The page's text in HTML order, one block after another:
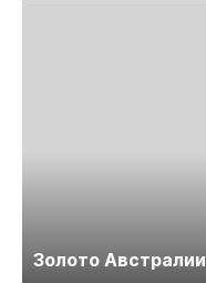
Золото Австралии